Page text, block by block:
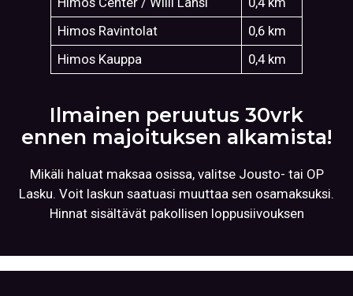
Himos Ravintolat
0,6 km
Himos Kauppa
0,4 km
Ilmainen peruutus 30vrk
ennen majoituksen alkamista!
Mikäli haluat maksaa osissa, valitse Jousto- tai OP
Lasku. Voit laskun saatuasi muuttaa sen osamaksuksi.
Hinnat sisältävät pakollisen loppusiivouksen